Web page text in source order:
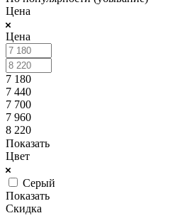
Цена
Цена
7 180
7 440
7 700
7 960
8 220
Показать
Цвет
Серый
Показать
Скидка